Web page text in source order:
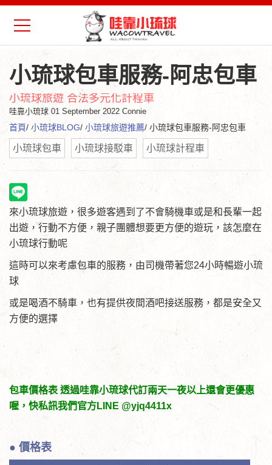
小琉球包車服務-阿忠包車
小琉球旅遊 合法多元化計程車
哇靠小琉球 01 September 2022 Connie
首頁/ 小琉球BLOG/ 小琉球旅遊推薦/ 小琉球包車服務-阿忠包車
小琉球包車 小琉球接駁車 小琉球計程車
來小琉球旅遊，很多遊客遇到了不會騎機車或是和長輩一起
出遊，行動不方便，親子團體想要更方便的遊玩，該怎麼在
小琉球行動呢
這時可以來考慮包車的服務，由司機帶著您24小時暢遊小琉
球
或是喝酒不騎車，也有提供夜間酒吧接送服務，都是安全又
方便的選擇
包車價格表 透過哇靠小琉球代訂兩天一夜以上還會更優惠
喔，快私訊我們官方LINE @yjq4411x
● 價格表